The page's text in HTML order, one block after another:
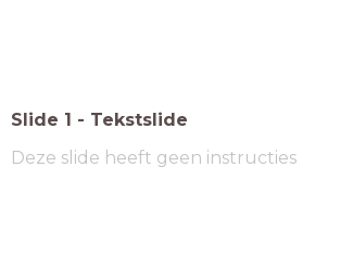
Slide 1 - Tekstslide
Deze slide heeft geen instructies